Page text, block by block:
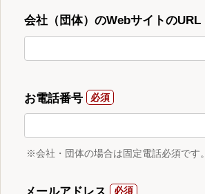
会社（団体）のWebサイトのURL
お電話番号
※会社・団体の場合は固定電話必須です。
メールアドレス